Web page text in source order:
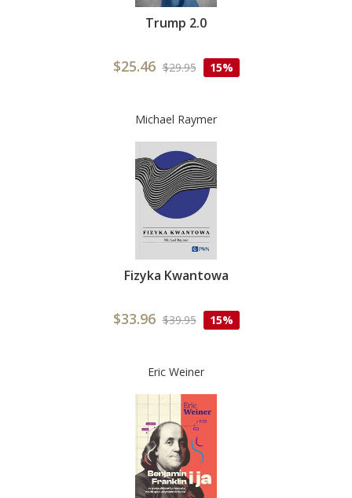
Trump 2.0
$25.46 $29.95 15%
Michael Raymer
Fizyka Kwantowa
$33.96 $39.95 15%
Eric Weiner